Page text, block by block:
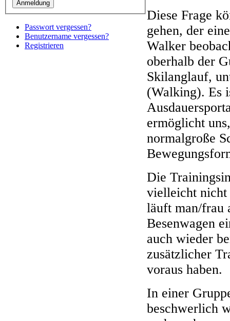
Diese Frage
gehen, der
Walker
oberhalb der
Skilanglauf,
(Walking). Es
ermöglicht
normalgroße
Die
vielleicht nicht
läuft man/frau
Besenwagen
auch wieder
zusätzlicher
voraus haben.
In einer
beschwerlich
Passwort vergessen?
Benutzername vergessen?
Registrieren